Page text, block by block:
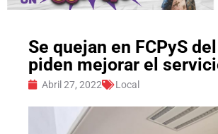
Se quejan en FCPyS
piden mejorar el
Abril 27, 2022 Local